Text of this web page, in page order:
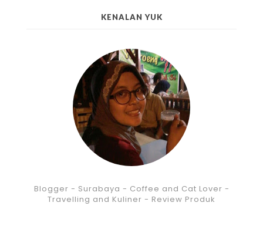
KENALAN YUK
Blogger - Surabaya - Coffee and Cat Lover -
Travelling and Kuliner - Review Produk